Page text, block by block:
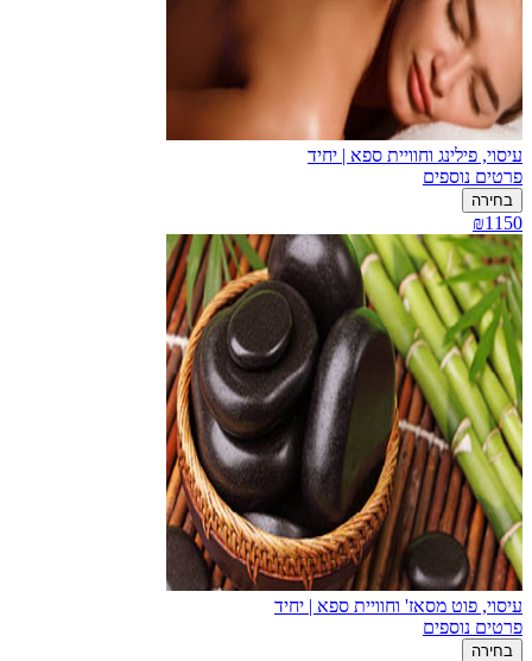
עיסוי, פילינג וחוויית ספא | יחיד
פרטים נוספים
בחירה
₪1150
עיסוי, פוט מסאז' וחוויית ספא | יחיד
פרטים נוספים
בחירה